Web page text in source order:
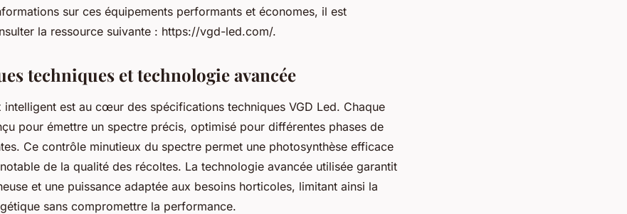
sur ces équipements performants et économes, il est
la ressource suivante : https://vgd-led.com/.
techniques et technologie avancée
intelligent est au cœur des spécifications techniques VGD Led. Chaque
pour émettre un spectre précis, optimisé pour différentes phases de
Ce contrôle minutieux du spectre permet une photosynthèse efficace
de la qualité des récoltes. La technologie avancée utilisée garantit
et une puissance adaptée aux besoins horticoles, limitant ainsi la
sans compromettre la performance.